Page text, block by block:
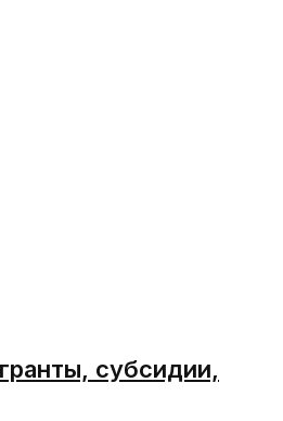
субсидии,